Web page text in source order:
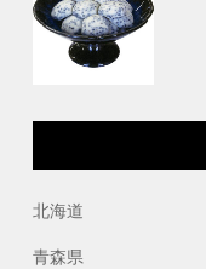
北海道
青森県